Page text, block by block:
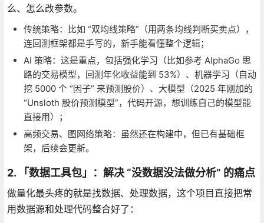
么、怎么改参数。
传统策略：比如 “双均线策略”（用两条均线判断买卖点），
连回测框架都是手写的，新手能看懂整个逻辑；
AI 策略：这是重点，包括强化学习（比如参考 AlphaGo 思
路的交易模型，回测年化收益能到 53%）、机器学习（自动
挖 5000 个 “因子” 来预测股价）、大模型（2025 年刚加的
“Unsloth 股价预测模型”，代码开源，想训练自己的模型能
直接用）；
高频交易、图网络策略：虽然还在构建中，但已有基础框
架，后续会更新。
2. 「数据工具包」：解决 “没数据没法做分析” 的痛点
做量化最头疼的就是找数据、处理数据，这个项目直接把常
用数据源和处理代码整合好了：